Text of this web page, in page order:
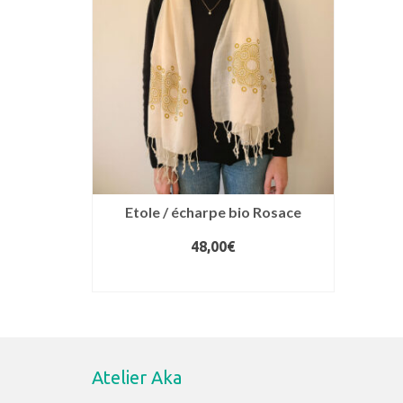
Etole / écharpe bio Rosace
48,00€
Atelier Aka